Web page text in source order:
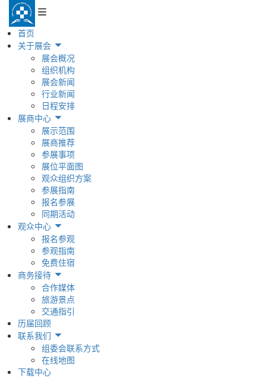
首页
关于展会
展会概况
组织机构
展会新闻
行业新闻
日程安排
展商中心
展示范围
展商推荐
参展事项
展位平面图
观众组织方案
参展指南
报名参展
同期活动
观众中心
报名参观
参观指南
免费住宿
商务接待
合作媒体
旅游景点
交通指引
历届回顾
联系我们
组委会联系方式
在线地图
下载中心